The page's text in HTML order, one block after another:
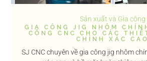
Sản xuất và Gia công
GIA CÔNG JIG NHÔM
CÔNG CNC CHO CÁC
CHÍNH XÁC CAO
SJ CNC chuyên về gia công jig nhôm